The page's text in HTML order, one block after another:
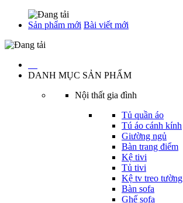
Sản phẩm mới Bài viết mới
DANH MỤC SẢN PHẨM
Nội thất gia đình
Tủ quần áo
Tú áo cánh kính
Giường ngủ
Bàn trang điểm
Kệ tivi
Tủ tivi
Kệ tv treo tường
Bàn sofa
Ghế sofa